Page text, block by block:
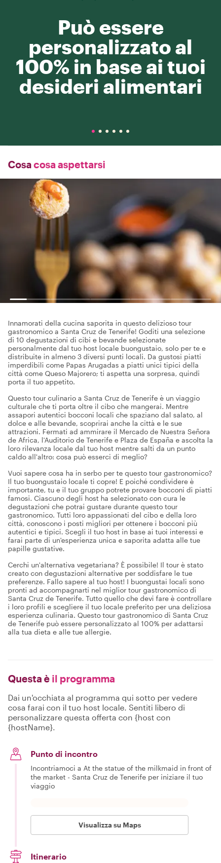
Può essere
personalizzato al
100% in base ai tuoi
desideri alimentari
Cosa cosa aspettarsi
Innamorati della cucina saporita in questo delizioso tour
gastronomico a Santa Cruz de Tenerife! Goditi una selezione
di 10 degustazioni di cibi e bevande selezionate
personalmente dal tuo host locale buongustaio, solo per te e
distribuite in almeno 3 diversi punti locali. Da gustosi piatti
imperdibili come Papas Arugadas a piatti unici tipici della
città come Queso Majorero; ti aspetta una sorpresa, quindi
porta il tuo appetito.
Questo tour culinario a Santa Cruz de Tenerife è un viaggio
culturale che ti porta oltre il cibo che mangerai. Mentre
assapori autentici bocconi locali che spaziano dal salato, al
dolce e alle bevande, scoprirai anche la città e le sue
attrazioni. Fermati ad ammirare il Mercado de Nuestra Señora
de Africa, l'Auditorio de Tenerife e Plaza de España e ascolta la
loro rilevanza locale dal tuo host mentre salti da un punto
caldo all'altro: cosa può esserci di meglio?
Vuoi sapere cosa ha in serbo per te questo tour gastronomico?
Il tuo buongustaio locale ti copre! E poiché condividere è
importante, tu e il tuo gruppo potrete provare bocconi di piatti
famosi. Ciascuno degli host ha selezionato con cura le
degustazioni che potrai gustare durante questo tour
gastronomico. Tutti loro appassionati del cibo e della loro
città, conoscono i posti migliori per ottenere i bocconi più
autentici e tipici. Scegli il tuo host in base ai tuoi interessi e
farai parte di un'esperienza unica e saporita adatta alle tue
papille gustative.
Cerchi un'alternativa vegetariana? È possibile! Il tour è stato
creato con degustazioni alternative per soddisfare le tue
preferenze. Fallo sapere al tuo host! I buongustai locali sono
pronti ad accompagnarti nel miglior tour gastronomico di
Santa Cruz de Tenerife. Tutto quello che devi fare è controllare
i loro profili e scegliere il tuo locale preferito per una deliziosa
esperienza culinaria. Questo tour gastronomico di Santa Cruz
de Tenerife può essere personalizzato al 100% per adattarsi
alla tua dieta e alle tue allergie.
Questa è il programma
Dai un'occhiata al programma qui sotto per vedere
cosa farai con il tuo host locale. Sentiti libero di
personalizzare questa offerta con {host con
{hostName}.
Punto di incontro
Incontriamoci a At the statue of the milkmaid in front of
the market - Santa Cruz de Tenerife per iniziare il tuo
viaggio
Visualizza su Maps
Itinerario